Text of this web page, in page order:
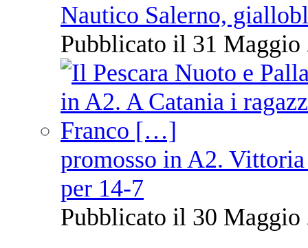
Nautico Salerno,
Pubblicato il 31 Maggio
promosso in A2.
per 14-7
Pubblicato il 30 Maggio